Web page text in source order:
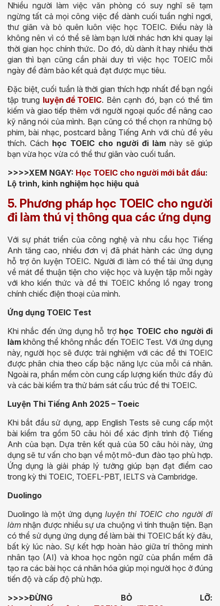
Nhiều người làm việc văn phòng có suy nghĩ sẽ tạm
ngừng tất cả mọi công việc để dành cuối tuần nghỉ ngơi,
thư giãn và bỏ quên luôn việc học TOEIC. Điều này là
không nên vì có thể sẽ làm bạn lười nhác hơn khi quay lại
thời gian học chính thức. Do đó, dù dành ít hay nhiều thời
gian thì bạn cũng cần phải duy trì việc học TOEIC mỗi
ngày để đảm bảo kết quả đạt được mục tiêu.
Đặc biệt, cuối tuần là thời gian thích hợp nhất để bạn ngồi
tập trung luyện đề TOEIC. Bên cạnh đó, bạn có thể tìm
kiếm và giao tiếp thêm với người ngoại quốc để nâng cao
kỹ năng nói của mình. Bạn cũng có thể chọn ra những bộ
phim, bài nhạc, postcard bằng Tiếng Anh với chủ đề yêu
thích. Cách học TOEIC cho người đi làm này sẽ giúp
bạn vừa học vừa có thể thư giãn vào cuối tuần.
>>>>XEM NGAY: Học TOEIC cho người mới bắt đầu:
Lộ trình, kinh nghiệm học hiệu quả
5. Phương pháp học TOEIC cho người
đi làm thú vị thông qua các ứng dụng
Với sự phát triển của công nghệ và nhu cầu học Tiếng
Anh tăng cao, nhiều đơn vị đã phát hành các ứng dụng
hỗ trợ ôn luyện TOEIC. Người đi làm có thể tải ứng dụng
về mát để thuận tiện cho việc học và luyện tập mỗi ngày
với kho kiến thức và đề thi TOEIC khổng lồ ngay trong
chính chiếc điện thoại của mình.
Ứng dụng TOEIC Test
Khi nhắc đến ứng dụng hỗ trợ học TOEIC cho người đi
làm không thể không nhắc đến TOEIC Test. Với ứng dụng
này, người học sẽ được trải nghiệm với các đề thi TOEIC
được phân chia theo cấp bậc năng lực của mỗi cá nhân.
Ngoài ra, phần mềm còn cung cấp lượng kiến thức đầy đủ
và các bài kiểm tra thử bám sát cấu trúc đề thi TOEIC.
Luyện Thi Tiếng Anh 2025 – Toeic
Khi bắt đầu sử dụng, app English Tests sẽ cung cấp một
bài kiểm tra gồm 50 câu hỏi để xác định trình độ Tiếng
Anh của bạn. Dựa trên kết quả của 50 câu hỏi này, ứng
dụng sẽ tư vấn cho bạn về một mô-đun đào tạo phù hợp.
Ứng dụng là giải pháp lý tưởng giúp bạn đạt điểm cao
trong kỳ thi TOEIC, TOEFL-PBT, IELTS và Cambridge.
Duolingo
Duolingo là một ứng dụng luyện thi TOEIC cho người đi
làm nhận được nhiều sự ưa chuộng vì tính thuận tiện. Bạn
có thể sử dụng ứng dụng để làm bài thi TOEIC bất kỳ đâu,
bất kỳ lúc nào. Sự kết hợp hoàn hảo giữa trí thông minh
nhân tạo (AI) và khoa học ngôn ngữ của phần mềm đã
tạo ra các bài học cá nhân hóa giúp mọi người học ở đúng
tiến độ và cấp độ phù hợp.
>>>>ĐỪNG BỎ LỠ: